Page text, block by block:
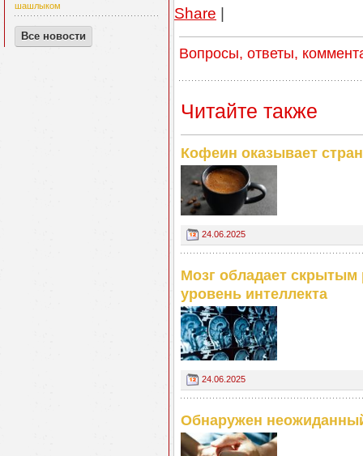
шашлыком
Все новости
Share |
Вопросы, ответы,
Читайте также
Кофеин оказывает
24.06.2025
Мозг обладает
уровень интеллекта
24.06.2025
Обнаружен